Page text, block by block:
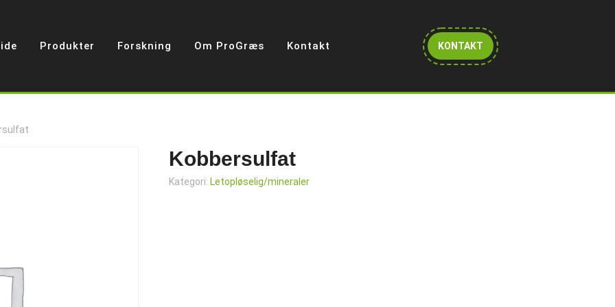
Produkter Forskning Om ProGræs Kontakt KONTAKT Get
A
Kobbersulfat
Kategori: Letopløselig/mineraler